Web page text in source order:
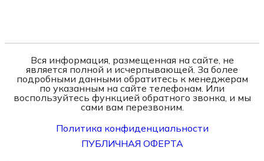
Вся информация, размещенная на сайте, не
является полной и исчерпывающей. За более
подробными данными обратитесь к менеджерам
по указанным на сайте телефонам. Или
воспользуйтесь функцией обратного звонка, и мы
сами вам перезвоним.
Политика конфиденциальности
ПУБЛИЧНАЯ ОФЕРТА